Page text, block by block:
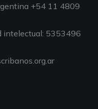
+54 11 4809
intelectual: 5353496